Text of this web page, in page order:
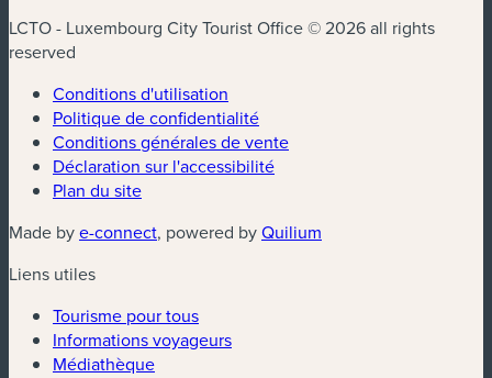
LCTO - Luxembourg City Tourist Office © 2026 all rights
reserved
Conditions d'utilisation
Politique de confidentialité
Conditions générales de vente
Déclaration sur l'accessibilité
Plan du site
Made bye-connect(nouvelle fenêtre)
, powered byQuilium
Liens utiles
Tourisme pour tous
Informations voyageurs
Médiathèque